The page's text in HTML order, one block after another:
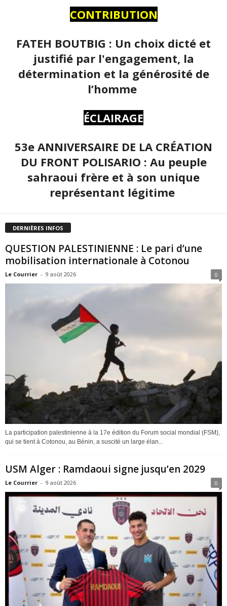
CONTRIBUTION
FATEH BOUTBIG : Un choix dicté et
justifié par l'engagement, la
détermination et la générosité de
l’homme
ÉCLAIRAGE
53e ANNIVERSAIRE DE LA CRÉATION
DU FRONT POLISARIO : Au peuple
sahraoui frère et à son unique
représentant légitime
DERNIÈRES INFOS
QUESTION PALESTINIENNE : Le pari d’une
mobilisation internationale à Cotonou
Le Courrier - 9 août 2026 0
La participation palestinienne à la 17e édition du Forum social mondial (FSM),
qui se tient à Cotonou, au Bénin, a suscité un large élan...
USM Alger : Ramdaoui signe jusqu’en 2029
Le Courrier - 9 août 2026 0